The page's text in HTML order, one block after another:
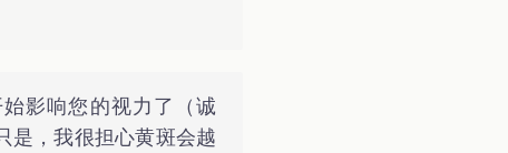
影响您的视力了（诚
是，我很担心黄斑会越